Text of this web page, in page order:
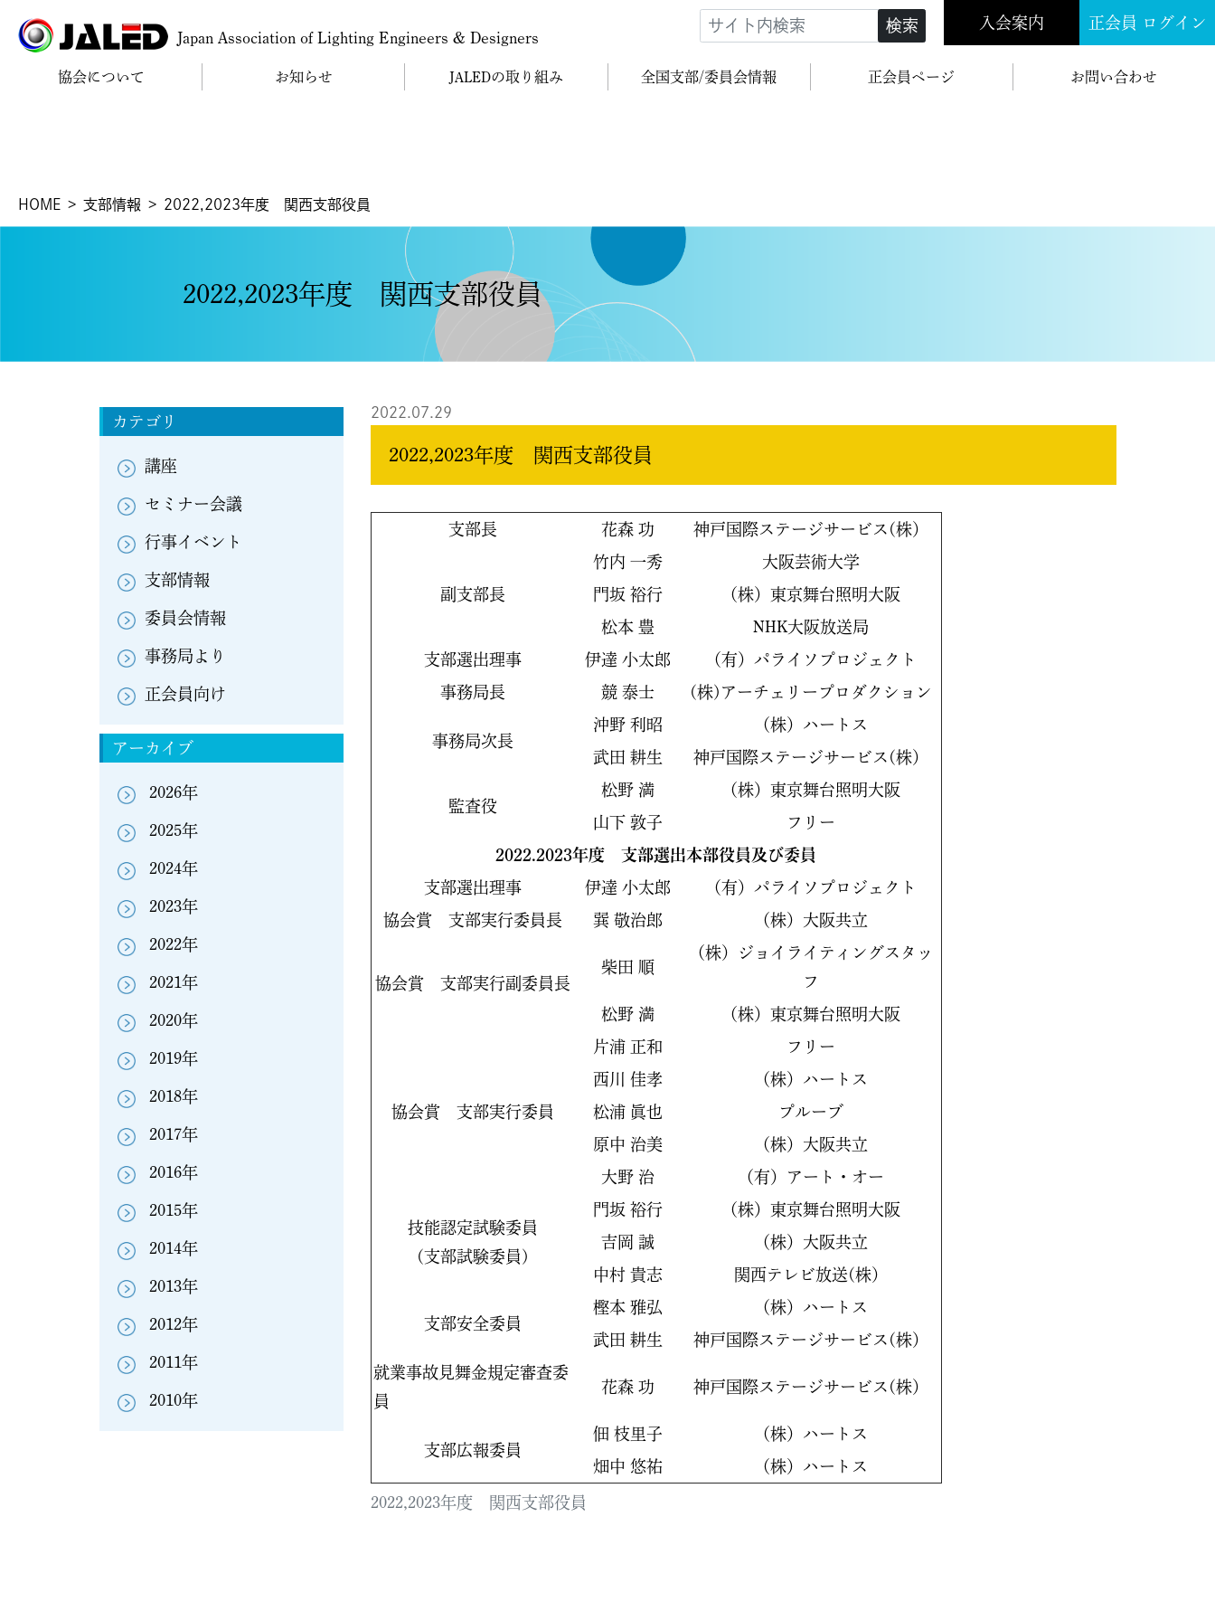
Japan Association of Lighting Engineers & Designers
検索 入会案内 正会員 ログイン
協会について お知らせ JALEDの取り組み 全国支部/委員会情報 正会員ページ お問い合わせ
HOME 支部情報 2022,2023年度 関西支部役員
2022,2023年度 関西支部役員
カテゴリ
講座
セミナー会議
行事イベント
支部情報
委員会情報
事務局より
正会員向け
アーカイブ
2026年
2025年
2024年
2023年
2022年
2021年
2020年
2019年
2018年
2017年
2016年
2015年
2014年
2013年
2012年
2011年
2010年
2022.07.29
2022,2023年度 関西支部役員
2022,2023年度 関西支部役員
支部長 花森 功 神戸国際ステージサービス(株）
副支部長
竹内 一秀
大阪芸術大学
門坂 裕行
（株）東京舞台照明大阪
松本 豊
NHK大阪放送局
支部選出理事
伊達 小太郎
（有）パライソプロジェクト
事務局長
競 泰士 (株)アーチェリープロダクション
事務局次長
沖野 利昭
（株）ハートス
武田 耕生
神戸国際ステージサービス(株）
監査役
松野 満
（株）東京舞台照明大阪
山下 敦子
フリー
2022.2023年度 支部選出本部役員及び委員
支部選出理事
伊達 小太郎
（有）パライソプロジェクト
協会賞 支部実行委員長
巽 敬治郎 （株）大阪共立
協会賞 支部実行副委員長
柴田 順
（株）ジョイライティングスタッ
フ
松野 満
（株）東京舞台照明大阪
協会賞 支部実行委員
片浦 正和
フリー
西川 佳孝
（株）ハートス
松浦 眞也
プルーブ
原中 治美
（株）大阪共立
大野 治
（有）アート・オー
技能認定試験委員
(支部試験委員)
門坂 裕行
（株）東京舞台照明大阪
吉岡 誠
（株）大阪共立
中村 貴志
関西テレビ放送(株）
支部安全委員
樫本 雅弘
（株）ハートス
武田 耕生
神戸国際ステージサービス(株）
就業事故見舞金規定審査委
員
花森 功 神戸国際ステージサービス(株）
支部広報委員
佃 枝里子
（株）ハートス
畑中 悠祐
（株）ハートス